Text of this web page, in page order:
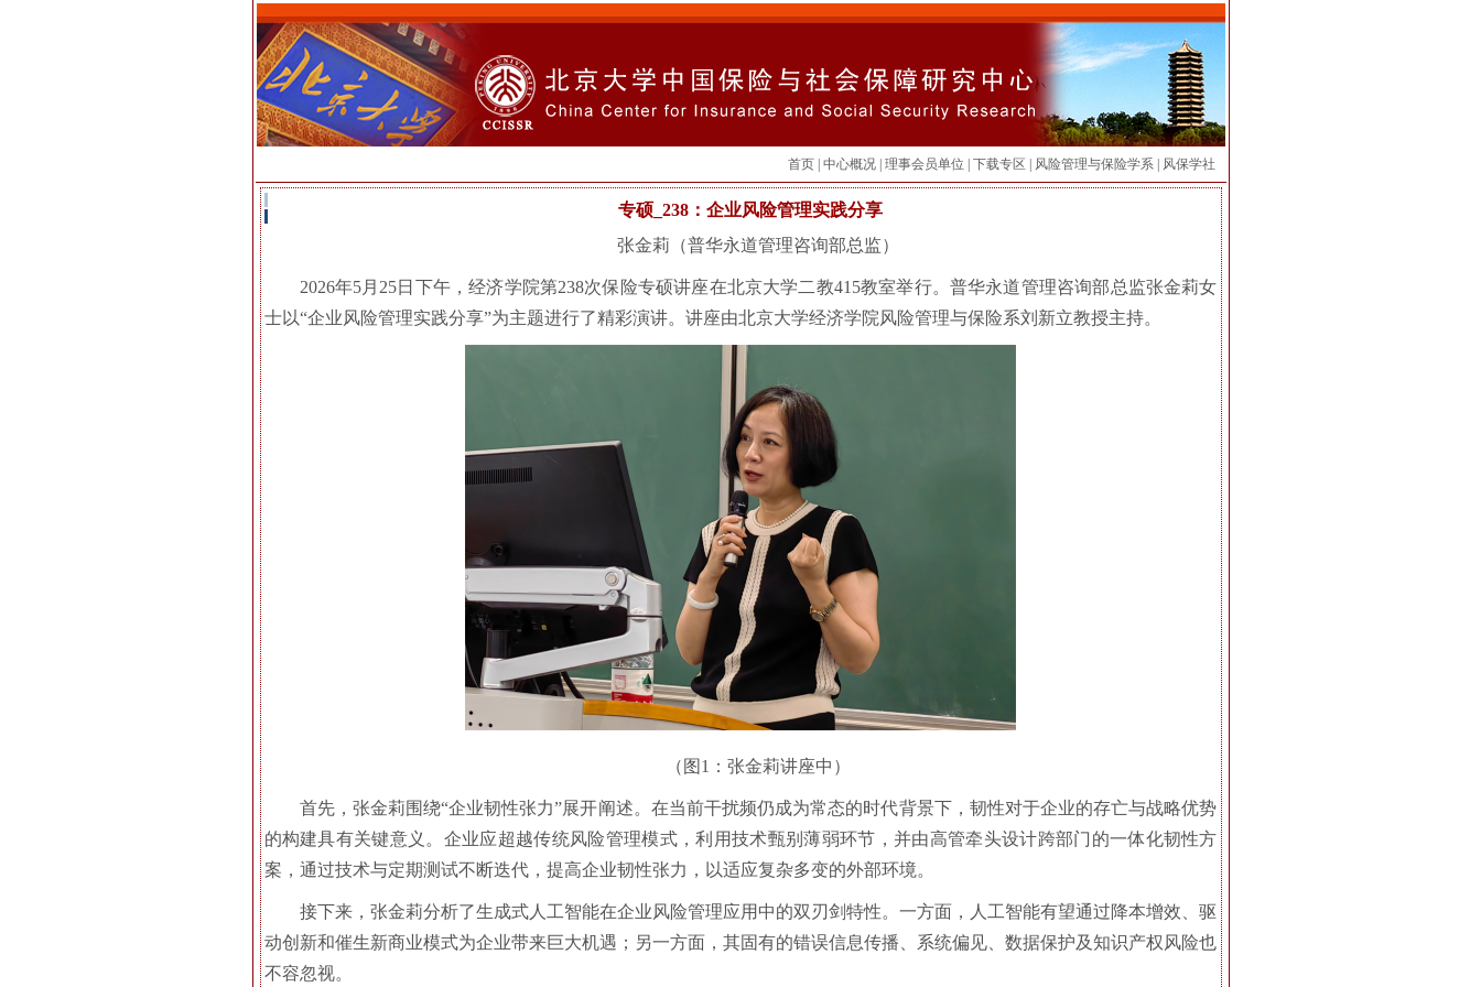
首页| 中心概况| 理事会员单位 下载专区 风险管理与保险学系| 风保学社
专硕_238：企业风险管理实践分享
张金莉（普华永道管理咨询部总监）
2026年5月25日下午，经济学院第238次保险专硕讲座在北京大学二教415教室举行。普华永道管理咨询部总监张金莉女
士以“企业风险管理实践分享”为主题进行了精彩演讲。讲座由北京大学经济学院风险管理与保险系刘新立教授主持。
（图1：张金莉讲座中）
首先，张金莉围绕“企业韧性张力”展开阐述。在当前干扰频仍成为常态的时代背景下，韧性对于企业的存亡与战略优势
的构建具有关键意义。企业应超越传统风险管理模式，利用技术甄别薄弱环节，并由高管牵头设计跨部门的一体化韧性方
案，通过技术与定期测试不断迭代，提高企业韧性张力，以适应复杂多变的外部环境。
接下来，张金莉分析了生成式人工智能在企业风险管理应用中的双刃剑特性。一方面，人工智能有望通过降本增效、驱
动创新和催生新商业模式为企业带来巨大机遇；另一方面，其固有的错误信息传播、系统偏见、数据保护及知识产权风险也
不容忽视。